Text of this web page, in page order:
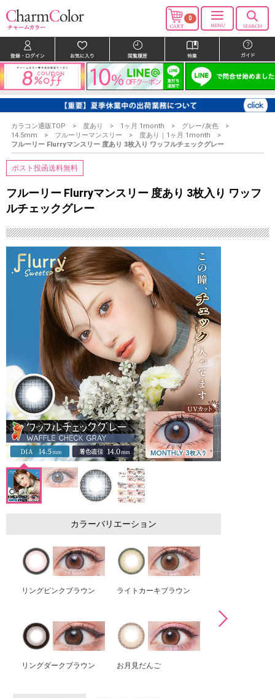
0
カラコン通販TOP 度あり 1ヶ月 1month
グレー/灰色
14.5mm
フルーリーマンスリー
度あり｜1ヶ月 1month
フルーリー Flurryマンスリー 度あり 3枚入り ワッフルチェックグレー
ポスト投函送料無料
フルーリー Flurryマンスリー 度あり 3枚入り ワッフ
ルチェックグレー
カラーバリエーション
リングピンクブラウン ライトカーキブラウン
リングダークブラウン お月見だんご